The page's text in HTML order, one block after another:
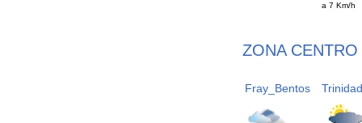
a 7 Km/h
ZONA
Fray_Bentos Trinidad